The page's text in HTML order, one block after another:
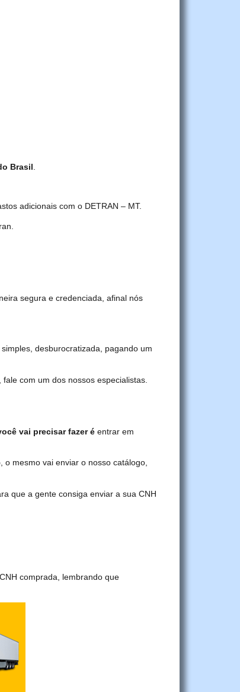
Brasil
adicionais com o DETRAN – MT.
segura e credenciada, afinal nós
desburocratizada, pagando um
com um dos nossos especialistas.
vai precisar fazer é entrar em
o mesmo vai enviar o nosso catálogo,
que a gente consiga enviar a sua CNH
comprada, lembrando que